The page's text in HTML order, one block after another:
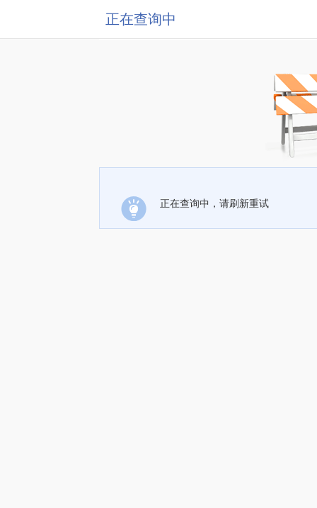
正在查询中
正在查询中，请刷新重试